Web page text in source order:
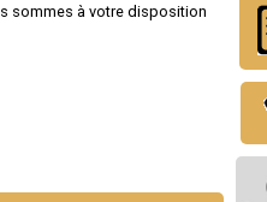
sommes à votre disposition